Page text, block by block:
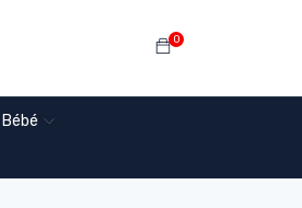
0
Bébé